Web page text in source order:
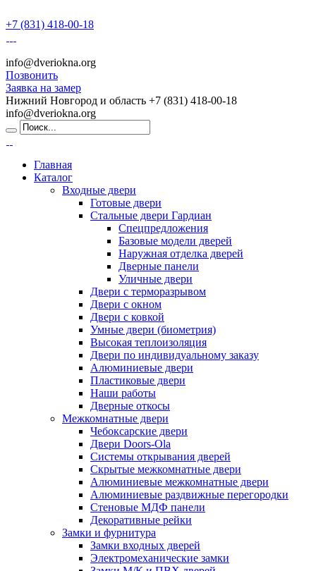
+7 (831) 418-00-18
info@dveriokna.org
Позвонить
Заявка на замер
Нижний Новгород и область +7 (831) 418-00-18
info@dveriokna.org
Главная
Каталог
Входные двери
Готовые двери
Стальные двери Гардиан
Спецпредложения
Базовые модели дверей
Наружная отделка дверей
Дверные панели
Уличные двери
Двери с терморазрывом
Двери с окном
Двери с ковкой
Умные двери (биометрия)
Высокая теплоизоляция
Двери по индивидуальному заказу
Алюминиевые двери
Пластиковые двери
Наши работы
Дверные откосы
Межкомнатные двери
Чебоксарские двери
Двери Doors-Ola
Системы открывания дверей
Скрытые межкомнатные двери
Алюминиевые межкомнатные двери
Алюминиевые раздвижные перегородки
Стеновые МДФ панели
Декоративные рейки
Замки и фурнитура
Замки входных дверей
Электромеханические замки